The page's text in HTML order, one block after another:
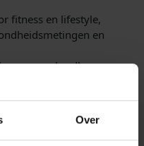
Over
fitness en lifestyle,
en
voor hardlopers,
8